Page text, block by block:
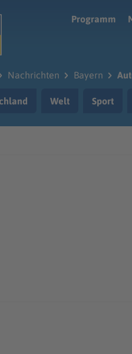
Programm
Nachrichten Bayern
Welt Sport